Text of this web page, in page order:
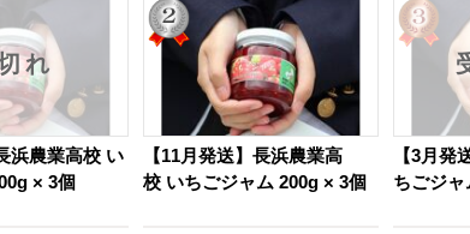
れ
浜農業高校 い
× 3個
【11月発送】長浜農業高
校 いちごジャム 200g × 3個
【3月発
ちごジャ